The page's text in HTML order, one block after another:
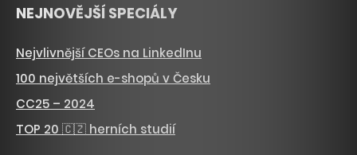
NEJNOVĚJŠÍ SPECIÁLY
Nejvlivnější CEOs na LinkedInu
100 největších e-shopů v Česku
CC25 – 2024
TOP 20 🇨🇿 herních studií